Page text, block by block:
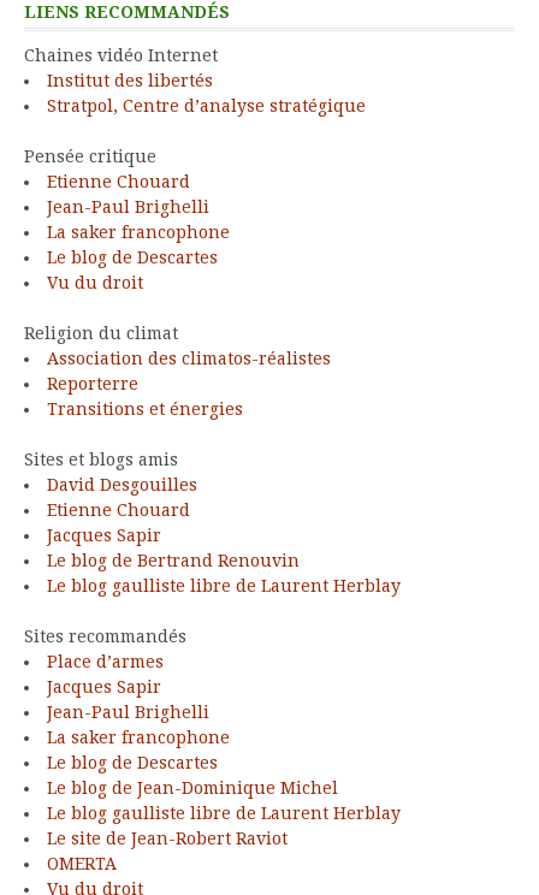
LIENS RECOMMANDÉS
Chaines vidéo Internet
Institut des libertés
Stratpol, Centre d’analyse stratégique
Pensée critique
Etienne Chouard
Jean-Paul Brighelli
La saker francophone
Le blog de Descartes
Vu du droit
Religion du climat
Association des climatos-réalistes
Reporterre
Transitions et énergies
Sites et blogs amis
David Desgouilles
Etienne Chouard
Jacques Sapir
Le blog de Bertrand Renouvin
Le blog gaulliste libre de Laurent Herblay
Sites recommandés
Place d’armes
Jacques Sapir
Jean-Paul Brighelli
La saker francophone
Le blog de Descartes
Le blog de Jean-Dominique Michel
Le blog gaulliste libre de Laurent Herblay
Le site de Jean-Robert Raviot
OMERTA
Vu du droit